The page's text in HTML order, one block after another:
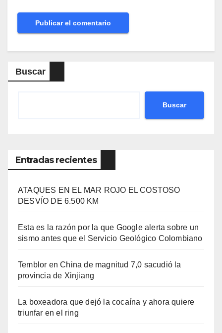
Buscar
Buscar
Entradas recientes
ATAQUES EN EL MAR ROJO EL COSTOSO
DESVÍO DE 6.500 KM
Esta es la razón por la que Google alerta sobre un
sismo antes que el Servicio Geológico Colombiano
Temblor en China de magnitud 7,0 sacudió la
provincia de Xinjiang
La boxeadora que dejó la cocaína y ahora quiere
triunfar en el ring​